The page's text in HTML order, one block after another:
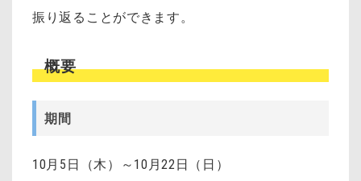
振り返ることができます。
概要
期間
10月5日（木）～10月22日（日）